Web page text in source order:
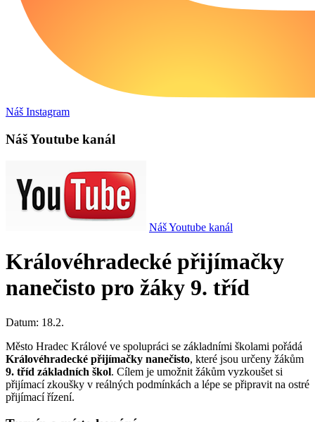
Náš Instagram
Náš Youtube kanál
Náš Youtube kanál
Královéhradecké přijímačky
nanečisto pro žáky 9. tříd
Datum: 18.2.
Město Hradec Králové ve spolupráci se základními školami pořádá
Královéhradecké přijímačky nanečisto, které jsou určeny žákům
9. tříd základních škol. Cílem je umožnit žákům vyzkoušet si
přijímací zkoušky v reálných podmínkách a lépe se připravit na ostré
přijímací řízení.